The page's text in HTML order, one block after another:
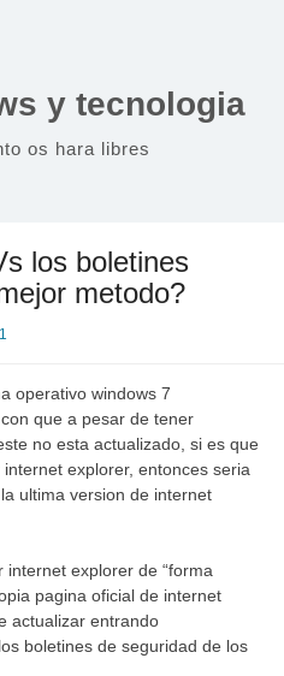
y tecnologia
os hara libres
los boletines
metodo?
operativo windows 7
que a pesar de tener
no esta actualizado, si es que
explorer, entonces seria
ultima version de internet
explorer de “forma
pagina oficial de internet
actualizar entrando
boletines de seguridad de los